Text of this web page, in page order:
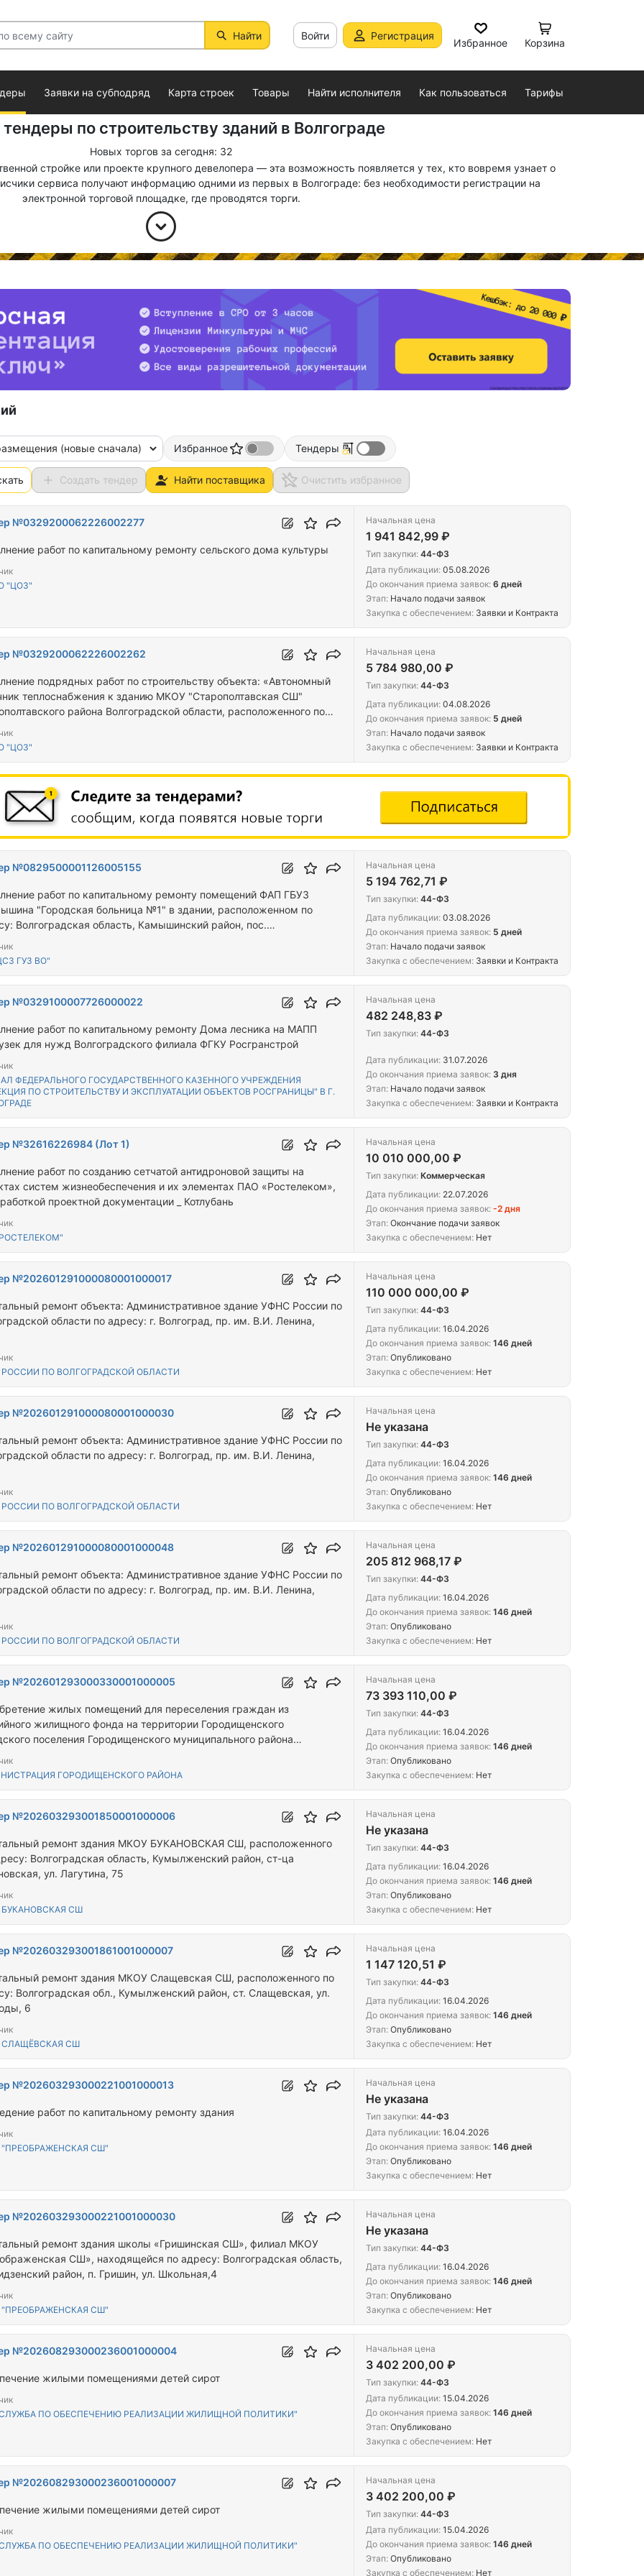
Найти Войти Регистрация
Избранное Корзина
Заявки на субподряд Карта строек Товары Найти исполнителя Как пользоваться Тарифы
по строительству зданий в Волгограде
Новых торгов за сегодня: 32
стройке или проекте крупного девелопера — эта возможность появляется у тех, кто вовремя узнает о
сервиса получают информацию одними из первых в Волгограде: без необходимости регистрации на
электронной торговой площадке, где проводятся торги.
(новые сначала) Избранное Тендеры
Создать тендер Найти поставщика Очистить избранное
№0329200062226002277
работ по капитальному ремонту сельского дома культуры
"ЦОЗ"
Начальная цена
1 941 842,99 ₽
Тип закупки: 44-ФЗ
Дата публикации: 05.08.2026
До окончания приема заявок: 6 дней
Этап: Начало подачи заявок
Закупка с обеспечением: Заявки и Контракта
№0329200062226002262
подрядных работ по строительству объекта: «Автономный
теплоснабжения к зданию МКОУ "Старополтавская СШ"
района Волгоградской области, расположенного по
ул. Победа, д. 90 «А»
"ЦОЗ"
Начальная цена
5 784 980,00 ₽
Тип закупки: 44-ФЗ
Дата публикации: 04.08.2026
До окончания приема заявок: 5 дней
Этап: Начало подачи заявок
Закупка с обеспечением: Заявки и Контракта
№0829500001126005155
работ по капитальному ремонту помещений ФАП ГБУЗ
"Городская больница №1" в здании, расположенном по
Волгоградская область, Камышинский район, пос.
ГУЗ ВО"
Начальная цена
5 194 762,71 ₽
Тип закупки: 44-ФЗ
Дата публикации: 03.08.2026
До окончания приема заявок: 5 дней
Этап: Начало подачи заявок
Закупка с обеспечением: Заявки и Контракта
№0329100007726000022
работ по капитальному ремонту Дома лесника на МАПП
для нужд Волгоградского филиала ФГКУ Росгранстрой
ФЕДЕРАЛЬНОГО ГОСУДАРСТВЕННОГО КАЗЕННОГО УЧРЕЖДЕНИЯ
ПО СТРОИТЕЛЬСТВУ И ЭКСПЛУАТАЦИИ ОБЪЕКТОВ РОСГРАНИЦЫ" В Г.
Начальная цена
482 248,83 ₽
Тип закупки: 44-ФЗ
Дата публикации: 31.07.2026
До окончания приема заявок: 3 дня
Этап: Начало подачи заявок
Закупка с обеспечением: Заявки и Контракта
№32616226984 (Лот 1)
работ по созданию сетчатой антидроновой защиты на
систем жизнеобеспечения и их элементах ПАО «Ростелеком»,
проектной документации _ Котлубань
Начальная цена
10 010 000,00 ₽
Тип закупки: Коммерческая
Дата публикации: 22.07.2026
До окончания приема заявок: -2 дня
Этап: Окончание подачи заявок
Закупка с обеспечением: Нет
№202601291000080001000017
ремонт объекта: Административное здание УФНС России по
области по адресу: г. Волгоград, пр. им. В.И. Ленина,
ПО ВОЛГОГРАДСКОЙ ОБЛАСТИ
Начальная цена
110 000 000,00 ₽
Тип закупки: 44-ФЗ
Дата публикации: 16.04.2026
До окончания приема заявок: 146 дней
Этап: Опубликовано
Закупка с обеспечением: Нет
№202601291000080001000030
ремонт объекта: Административное здание УФНС России по
области по адресу: г. Волгоград, пр. им. В.И. Ленина,
ПО ВОЛГОГРАДСКОЙ ОБЛАСТИ
Начальная цена
Не указана
Тип закупки: 44-ФЗ
Дата публикации: 16.04.2026
До окончания приема заявок: 146 дней
Этап: Опубликовано
Закупка с обеспечением: Нет
№202601291000080001000048
ремонт объекта: Административное здание УФНС России по
области по адресу: г. Волгоград, пр. им. В.И. Ленина,
ПО ВОЛГОГРАДСКОЙ ОБЛАСТИ
Начальная цена
205 812 968,17 ₽
Тип закупки: 44-ФЗ
Дата публикации: 16.04.2026
До окончания приема заявок: 146 дней
Этап: Опубликовано
Закупка с обеспечением: Нет
№202601293000330001000005
жилых помещений для переселения граждан из
жилищного фонда на территории Городищенского
поселения Городищенского муниципального района
ГОРОДИЩЕНСКОГО РАЙОНА
Начальная цена
73 393 110,00 ₽
Тип закупки: 44-ФЗ
Дата публикации: 16.04.2026
До окончания приема заявок: 146 дней
Этап: Опубликовано
Закупка с обеспечением: Нет
№202603293001850001000006
ремонт здания МКОУ БУКАНОВСКАЯ СШ, расположенного
Волгоградская область, Кумылженский район, ст-ца
ул. Лагутина, 75
СШ
Начальная цена
Не указана
Тип закупки: 44-ФЗ
Дата публикации: 16.04.2026
До окончания приема заявок: 146 дней
Этап: Опубликовано
Закупка с обеспечением: Нет
№202603293001861001000007
ремонт здания МКОУ Слащевская СШ, расположенного по
Волгоградская обл., Кумылженский район, ст. Слащевская, ул.
6
СЛАЩЁВСКАЯ СШ
Начальная цена
1 147 120,51 ₽
Тип закупки: 44-ФЗ
Дата публикации: 16.04.2026
До окончания приема заявок: 146 дней
Этап: Опубликовано
Закупка с обеспечением: Нет
№202603293000221001000013
работ по капитальному ремонту здания
СШ"
Начальная цена
Не указана
Тип закупки: 44-ФЗ
Дата публикации: 16.04.2026
До окончания приема заявок: 146 дней
Этап: Опубликовано
Закупка с обеспечением: Нет
№202603293000221001000030
ремонт здания школы «Гришинская СШ», филиал МКОУ
СШ», находящейся по адресу: Волгоградская область,
район, п. Гришин, ул. Школьная,4
СШ"
Начальная цена
Не указана
Тип закупки: 44-ФЗ
Дата публикации: 16.04.2026
До окончания приема заявок: 146 дней
Этап: Опубликовано
Закупка с обеспечением: Нет
№202608293000236001000004
жилыми помещениями детей сирот
ПО ОБЕСПЕЧЕНИЮ РЕАЛИЗАЦИИ ЖИЛИЩНОЙ ПОЛИТИКИ"
Начальная цена
3 402 200,00 ₽
Тип закупки: 44-ФЗ
Дата публикации: 15.04.2026
До окончания приема заявок: 146 дней
Этап: Опубликовано
Закупка с обеспечением: Нет
№202608293000236001000007
жилыми помещениями детей сирот
ПО ОБЕСПЕЧЕНИЮ РЕАЛИЗАЦИИ ЖИЛИЩНОЙ ПОЛИТИКИ"
Начальная цена
3 402 200,00 ₽
Тип закупки: 44-ФЗ
Дата публикации: 15.04.2026
До окончания приема заявок: 146 дней
Этап: Опубликовано
Закупка с обеспечением: Нет